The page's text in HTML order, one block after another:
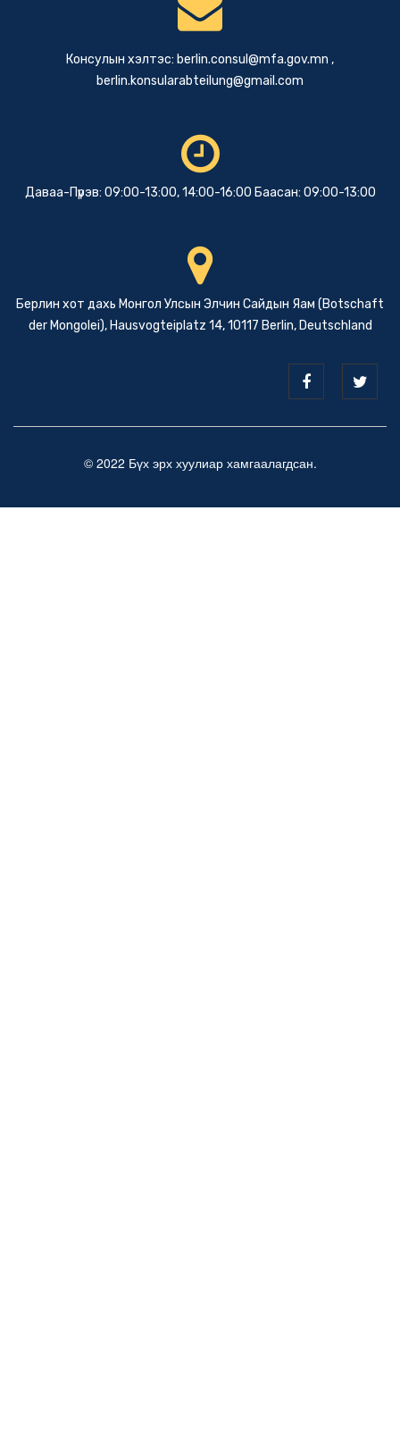
Консулын хэлтэс: berlin.consul@mfa.gov.mn ,
berlin.konsularabteilung@gmail.com
Даваа-Пүрэв: 09:00-13:00, 14:00-16:00 Баасан: 09:00-13:00
Берлин хот дахь Монгол Улсын Элчин Сайдын Яам (Botschaft
der Mongolei), Hausvogteiplatz 14, 10117 Berlin, Deutschland
© 2022 Бүх эрх хуулиар хамгаалагдсан.